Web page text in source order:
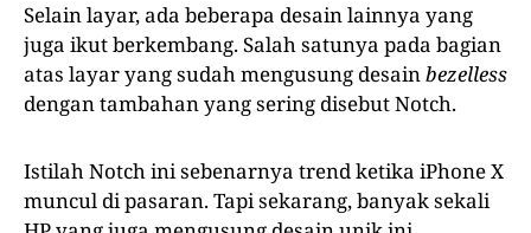
Selain layar, ada beberapa desain lainnya yang
juga ikut berkembang. Salah satunya pada bagian
atas layar yang sudah mengusung desainbezelless
dengan tambahan yang sering disebut Notch.
Istilah Notch ini sebenarnya trend ketika iPhone X
muncul di pasaran. Tapi sekarang, banyak sekali